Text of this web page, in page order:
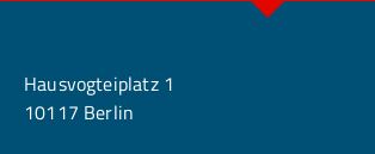
Hausvogteiplatz 1
10117 Berlin